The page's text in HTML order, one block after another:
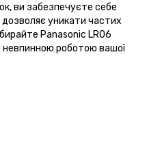
ви забезпечуєте себе
уникати частих
Panasonic LR06
невпинною роботою вашої